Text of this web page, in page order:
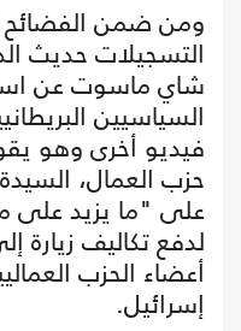
ومن ضمن
التسجيلات حديث
شاي ماسوت عن
السياسيين
فيديو أخرى وهو
حزب العمال،
على "ما يزيد على
لدفع تكاليف زيارة
أعضاء الحزب
إسرائيل.